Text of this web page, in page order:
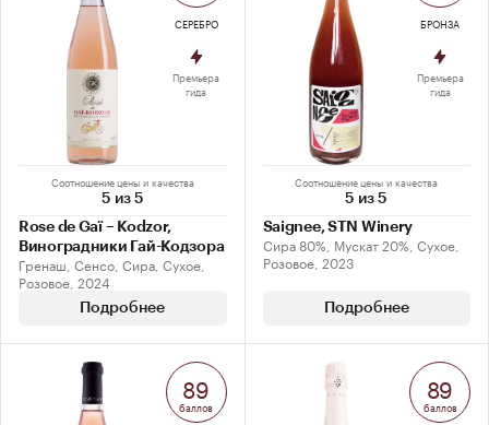
Соотношение цены и качества
5 из 5
Rose de Gaï – Kodzor,
Виноградники Гай-Кодзора
Гренаш, Сенсо, Сира, Сухое,
Розовое, 2024
Подробнее
СЕРЕБРО
Премьера
гида
Соотношение цены и качества
5 из 5
Saignee, STN Winery
Сира 80%, Мускат 20%, Сухое,
Розовое, 2023
Подробнее
БРОНЗА
Премьера
гида
89
баллов
89
баллов